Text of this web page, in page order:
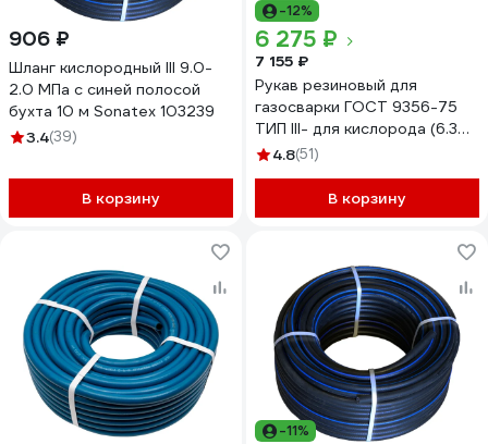
906 ₽
Шланг кислородный III 9.0-
2.0 МПа с синей полосой
бухта 10 м Sonatex 103239
3.4(39)
В корзину
-12%
6 275 ₽
7 155 ₽
Рукав резиновый для
газосварки ГОСТ 9356-75
ТИП III- для кислорода (6.3
мм; 20 атм.; синяя полоса;
4.8(51)
В корзину
-11%